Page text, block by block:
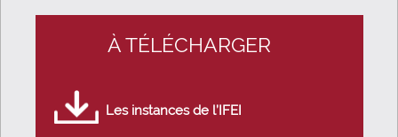
À TÉLÉCHARGER
Les instances de l’IFEI